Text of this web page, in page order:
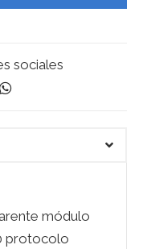
sociales
módulo
protocolo